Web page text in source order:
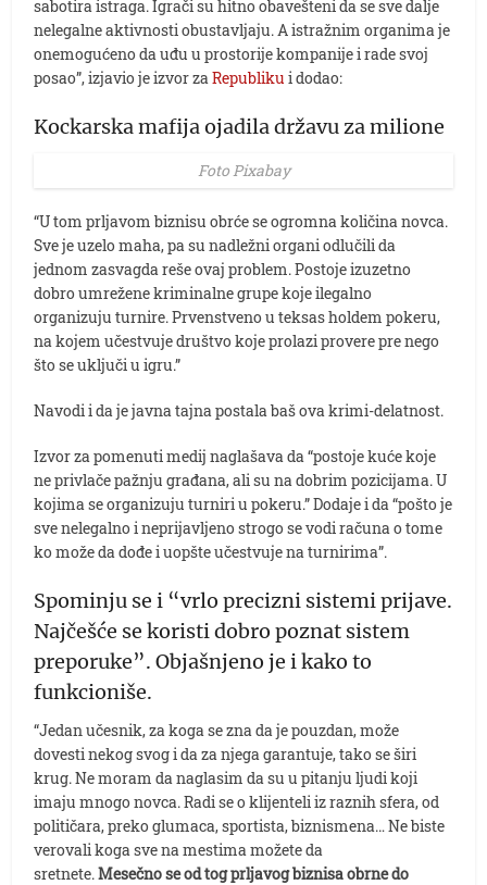
sabotira istraga. Igrači su hitno obavešteni da se sve dalje
nelegalne aktivnosti obustavljaju. A istražnim organima je
onemogućeno da uđu u prostorije kompanije i rade svoj
posao”, izjavio je izvor zaRepubliku i dodao:
Kockarska mafija ojadila državu za milione
Foto Pixabay
“U tom prljavom biznisu obrće se ogromna količina novca.
Sve je uzelo maha, pa su nadležni organi odlučili da
jednom zasvagda reše ovaj problem. Postoje izuzetno
dobro umrežene kriminalne grupe koje ilegalno
organizuju turnire. Prvenstveno u teksas holdem pokeru,
na kojem učestvuje društvo koje prolazi provere pre nego
što se uključi u igru.”
Navodi i da je javna tajna postala baš ova krimi-delatnost.
Izvor za pomenuti medij naglašava da “postoje kuće koje
ne privlače pažnju građana, ali su na dobrim pozicijama. U
kojima se organizuju turniri u pokeru.” Dodaje i da “pošto je
sve nelegalno i neprijavljeno strogo se vodi računa o tome
ko može da dođe i uopšte učestvuje na turnirima”.
Spominju se i “vrlo precizni sistemi prijave.
Najčešće se koristi dobro poznat sistem
preporuke”. Objašnjeno je i kako to
funkcioniše.
“Jedan učesnik, za koga se zna da je pouzdan, može
dovesti nekog svog i da za njega garantuje, tako se širi
krug. Ne moram da naglasim da su u pitanju ljudi koji
imaju mnogo novca. Radi se o klijenteli iz raznih sfera, od
političara, preko glumaca, sportista, biznismena… Ne biste
verovali koga sve na mestima možete da
sretnete.Mesečno se od tog prljavog biznisa obrne do